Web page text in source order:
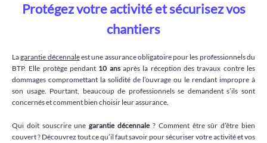
Protégez votre activité et sécurisez vos
chantiers
Lagarantie décennaleest une assurance obligatoire pour les professionnels du
BTP. Elle protège pendant 10 ansaprès la réception des travaux contre les
dommages compromettant la solidité de l’ouvrage ou le rendant impropre à
son usage. Pourtant, beaucoup de professionnels se demandent s’ils sont
concernés et comment bien choisir leur assurance.
Qui doit souscrire unegarantie décennale? Comment être sûr d’être bien
couvert ? Découvrez tout ce qu’il faut savoir pour sécuriser votre activité et vos